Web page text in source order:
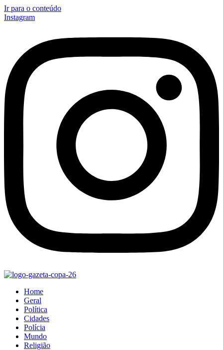
Ir para o conteúdo
Instagram
Home
Geral
Política
Cidades
Polícia
Mundo
Religião